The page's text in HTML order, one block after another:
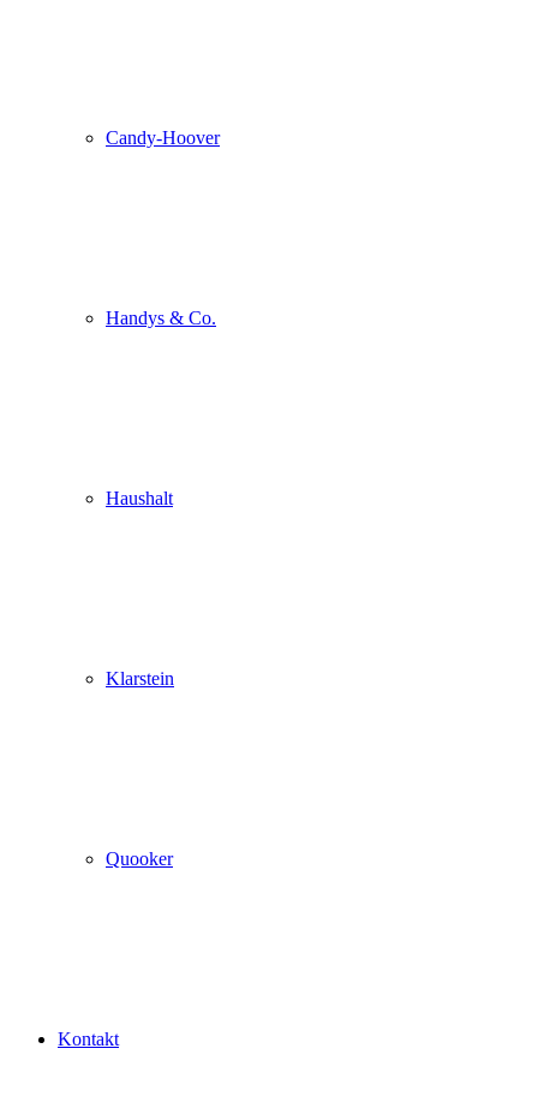
Candy-Hoover
Handys & Co.
Haushalt
Klarstein
Quooker
Kontakt